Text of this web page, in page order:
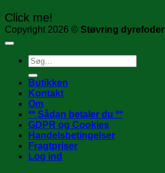
Click me!
Copyright 2026 © Støvring dyrefoder
Søg
efter:
Butikken
Kontakt
Om
** Sådan betaler du **
GDPR og Cookies
Handelsbetingelser
Fragtpriser
Log ind